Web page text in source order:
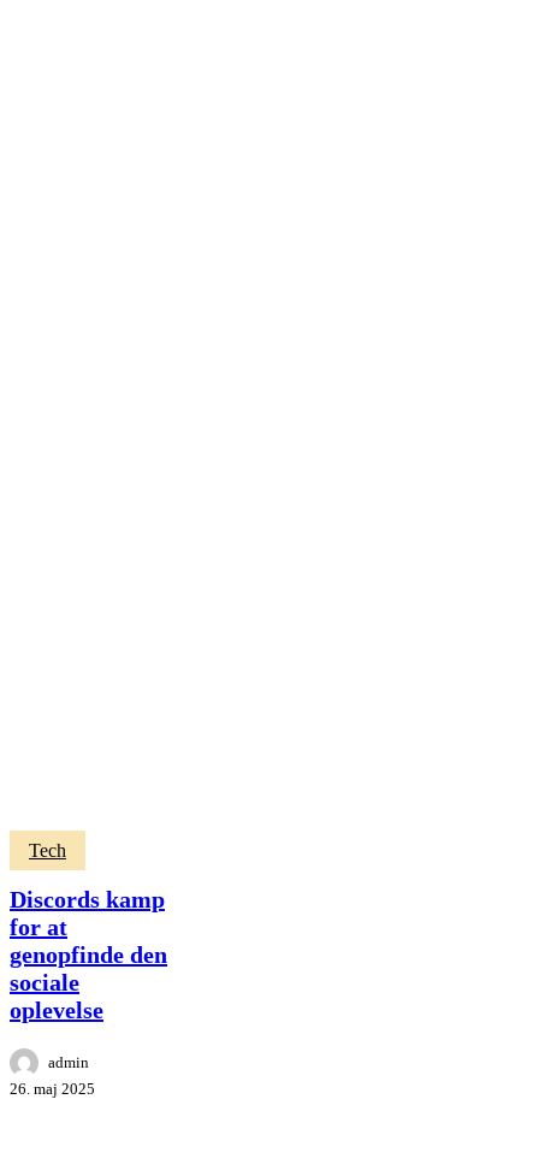
Discords
kamp
for
at
genopfinde
den
sociale
oplevelse
Tech
Discords kamp
for at
genopfinde den
sociale
oplevelse
admin
26. maj 2025